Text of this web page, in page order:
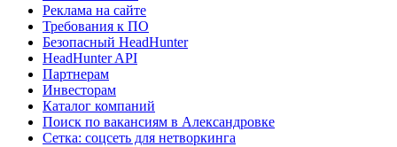
Реклама на сайте
Требования к ПО
Безопасный HeadHunter
HeadHunter API
Партнерам
Инвесторам
Каталог компаний
Поиск по вакансиям в Александровке
Сетка: соцсеть для нетворкинга